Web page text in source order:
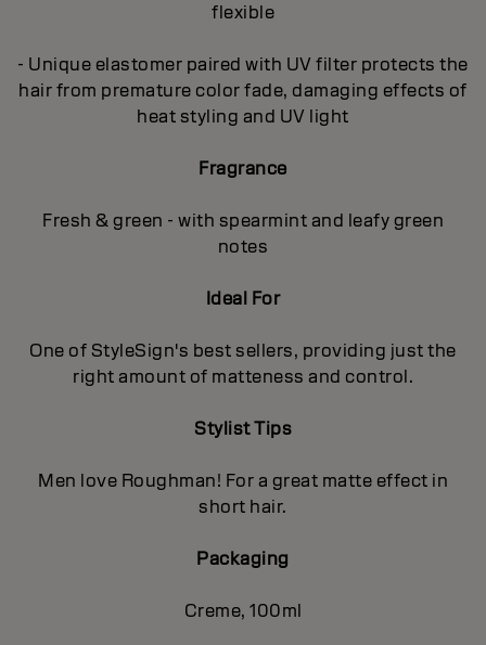
flexible
- Unique elastomer paired with UV filter protects the
hair from premature color fade, damaging effects of
heat styling and UV light
Fragrance
Fresh & green - with spearmint and leafy green
notes
Ideal For
One of StyleSign's best sellers, providing just the
right amount of matteness and control.
Stylist Tips
Men love Roughman! For a great matte effect in
short hair.
Packaging
Creme, 100ml